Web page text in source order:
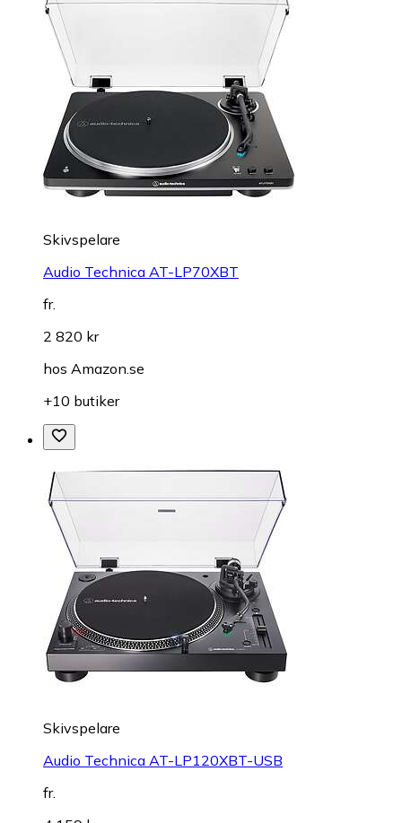
Skivspelare
Audio Technica AT-LP70XBT
fr.
2 820 kr
hos Amazon.se
+10 butiker
Skivspelare
Audio Technica AT-LP120XBT-USB
fr.